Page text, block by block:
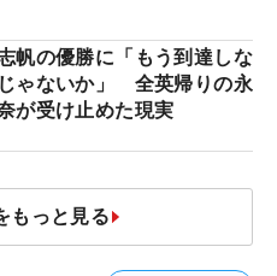
帆の優勝に「もう到達しな
ゃないか」 全英帰りの永
が受け止めた現実
もっと見る